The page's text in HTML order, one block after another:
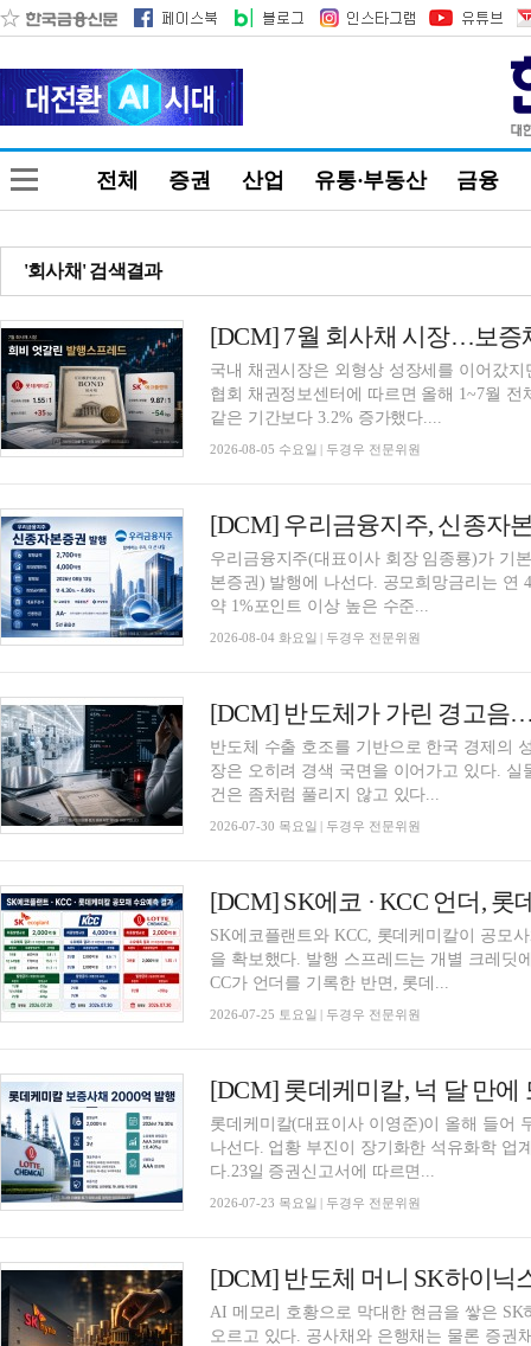
전체 증권 산업 유통·부동산 금융
'회사채' 검색결과
국내 채권시장은 외형상 성장세를 이어갔
협회 채권정보센터에 따르면 올해 1~7월 전
같은 기간보다 3.2% 증가했다....
2026-08-05 수요일 | 두경우 전문위원
우리금융지주(대표이사 회장 임종룡)가 기
본증권) 발행에 나선다. 공모희망금리는 연
약 1%포인트 이상 높은 수준...
2026-08-04 화요일 | 두경우 전문위원
[DCM] 반도체가 가린 경고음
반도체 수출 호조를 기반으로 한국 경제의
장은 오히려 경색 국면을 이어가고 있다.
건은 좀처럼 풀리지 않고 있다...
2026-07-30 목요일 | 두경우 전문위원
SK에코플랜트와 KCC, 롯데케미칼이 공모
을 확보했다. 발행 스프레드는 개별 크레딧
CC가 언더를 기록한 반면, 롯데...
2026-07-25 토요일 | 두경우 전문위원
[DCM] 롯데케미칼, 넉 달 만
롯데케미칼(대표이사 이영준)이 올해 들어
나선다. 업황 부진이 장기화한 석유화학 업
다.23일 증권신고서에 따르면...
2026-07-23 목요일 | 두경우 전문위원
[DCM] 반도체 머니 SK하이닉
AI 메모리 호황으로 막대한 현금을 쌓은
오르고 있다. 공사채와 은행채는 물론 증권